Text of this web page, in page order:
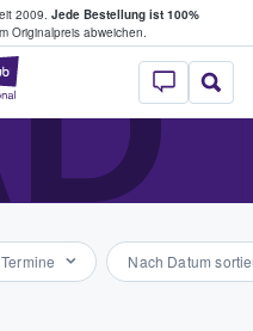
2009. Jede Bestellung ist 100%
Originalpreis abweichen.
StubHub - Wo
Nach Datum